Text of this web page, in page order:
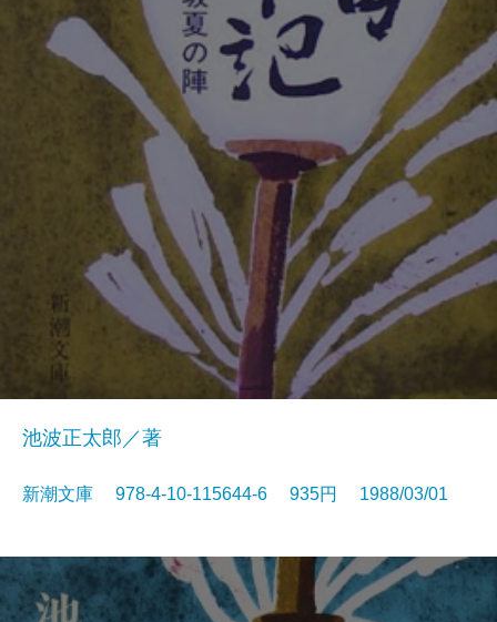
池波正太郎／著
新潮文庫 978-4-10-115644-6 935円 1988/03/01